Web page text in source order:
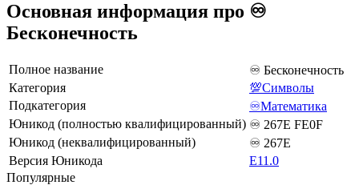
Основная информация про ♾️
Бесконечность
Полное название
♾️ Бесконечность
Категория
💯Символы
Подкатегория
♾️Математика
Юникод (полностью квалифицированный) ♾️ 267E FE0F
Юникод (неквалифицированный)
♾ 267E
Версия Юникода
E11.0
Популярные